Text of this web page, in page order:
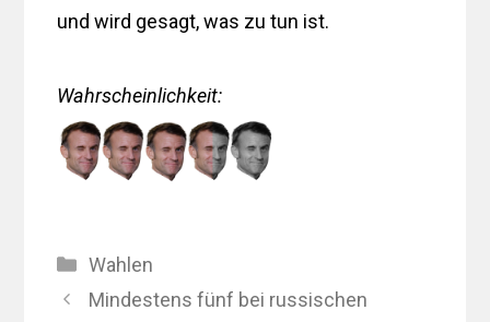
und wird gesagt, was zu tun ist.
Wahrscheinlichkeit:
Kategorien
Wahlen
Mindestens fünf bei russischen